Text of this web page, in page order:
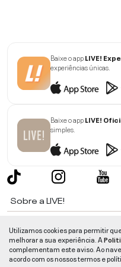
Baixe o appLIVE!
experiências únicas.
Baixe o appLIVE!
simples.
Sobre a LIVE!
Informações
Utilizamos cookies para permitir
melhorar a sua experiência. A
complementam este aviso. Ao
acordo com os nossos termos e